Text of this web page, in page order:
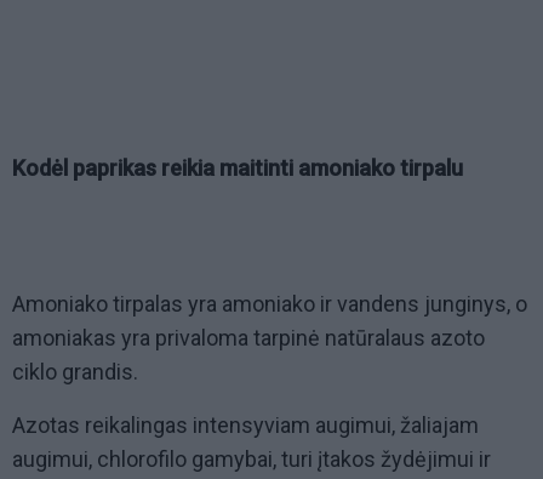
Kodėl paprikas reikia maitinti amoniako tirpalu
Amoniako tirpalas yra amoniako ir vandens junginys, o
amoniakas yra privaloma tarpinė natūralaus azoto
ciklo grandis.
Azotas reikalingas intensyviam augimui, žaliajam
augimui, chlorofilo gamybai, turi įtakos žydėjimui ir